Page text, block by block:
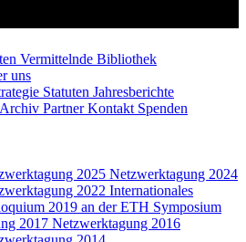
Vermittelnde Bibliothek
uns
Statuten Jahresberichte
PartnerKontakt Spenden
2025 Netzwerktagung 2024
2022 Internationales
2019 an der ETH Symposium
2017 Netzwerktagung 2016